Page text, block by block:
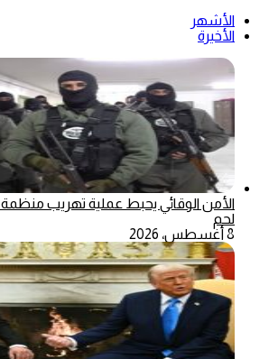
الأشهر
الأخيرة
الأمن الوقائي يحبط عملية تهريب
لحم
8 أغسطس، 2026